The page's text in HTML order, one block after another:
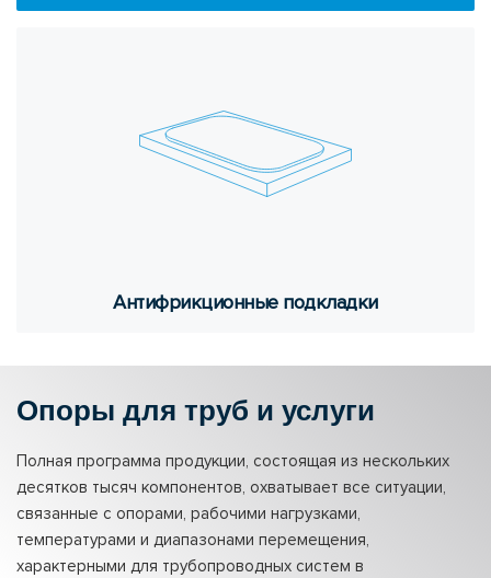
Ан­ти­фрик­ци­он­ные под­клад­ки
Опоры для труб и услуги
Полная программа продукции, состоящая из нескольких
десятков тысяч компонентов, охватывает все ситуации,
связанные с опорами, рабочими нагрузками,
температурами и диапазонами перемещения,
характерными для трубопроводных систем в